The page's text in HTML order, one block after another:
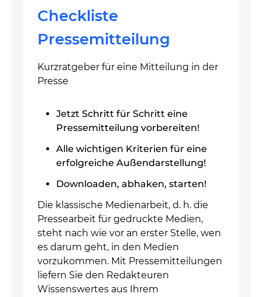
Checkliste
Pressemitteilung
Kurzratgeber für eine Mitteilung in der
Presse
Jetzt Schritt für Schritt eine
Pressemitteilung vorbereiten!
Alle wichtigen Kriterien für eine
erfolgreiche Außendarstellung!
Downloaden, abhaken, starten!
Die klassische Medienarbeit, d. h. die
Pressearbeit für gedruckte Medien,
steht nach wie vor an erster Stelle, wen
es darum geht, in den Medien
vorzukommen. Mit Pressemitteilungen
liefern Sie den Redakteuren
Wissenswertes aus Ihrem